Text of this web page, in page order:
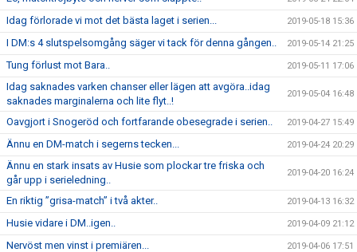
Idag förlorade vi mot det bästa laget i serien... 2019-05-18 15:36
I DM:s 4 slutspelsomgång säger vi tack för denna gången.. 2019-05-14 21:25
Tung förlust mot Bara.. 2019-05-11 17:06
Idag saknades varken chanser eller lägen att avgöra..idag
saknades marginalerna och lite flyt..!
2019-05-04 16:48
Oavgjort i Snogeröd och fortfarande obesegrade i serien.. 2019-04-27 15:49
Ännu en DM-match i segerns tecken... 2019-04-24 20:29
Ännu en stark insats av Husie som plockar tre friska och
går upp i serieledning..
2019-04-20 16:24
En riktig ”grisa-match” i två akter.. 2019-04-13 16:32
Husie vidare i DM..igen.. 2019-04-09 21:12
Nervöst men vinst i premiären... 2019-04-06 17:51